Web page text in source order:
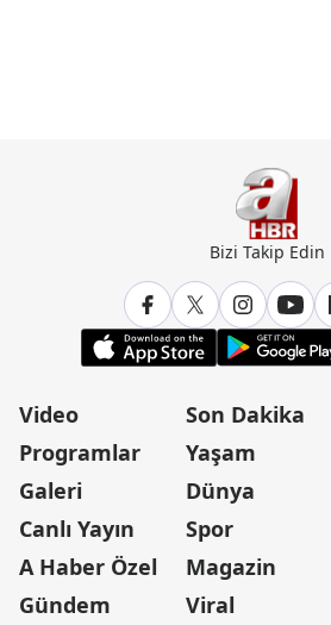
Bizi Takip Edin
Video
Programlar
Galeri
Canlı Yayın
A Haber Özel
Gündem
Son Dakika
Yaşam
Dünya
Spor
Magazin
Viral